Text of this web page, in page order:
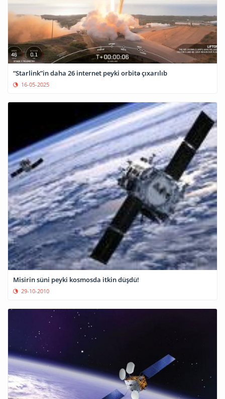
“Starlink”in daha 26 internet peyki orbitə çıxarılıb
16-05-2025
Misirin süni peyki kosmosda itkin düşdü!
29-10-2010